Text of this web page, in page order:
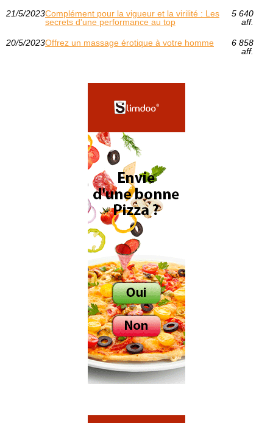
21/5/2023Complément pour la vigueur et la virilité : Les
secrets d'une performance au top
5 640
aff.
20/5/2023Offrez un massage érotique à votre homme
6 858
aff.